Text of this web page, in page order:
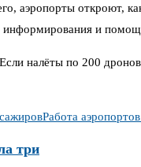
аэропорты откроют,
информирования и
налёты по 200
Работа
три